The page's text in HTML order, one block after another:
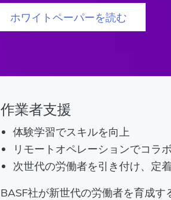
ホワイトペーパーを読む
作業者支援
体験学習でスキルを向上
リモートオペレーションでコラ
次世代の労働者を引き付け、定
BASF社が新世代の労働者を育成